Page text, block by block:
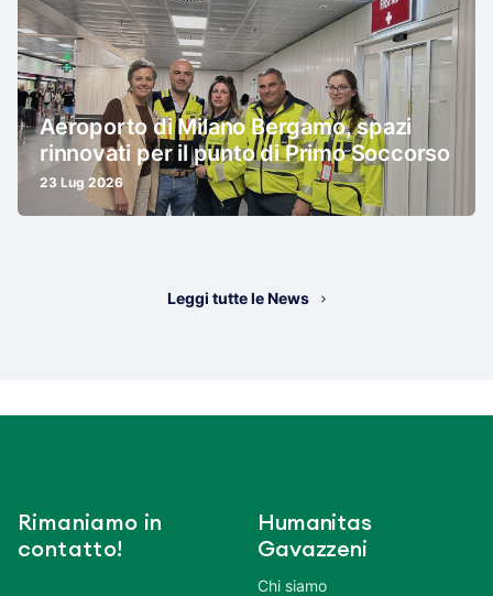
Aeroporto di Milano Bergamo, spazi
rinnovati per il punto di Primo Soccorso
23 Lug 2026
Leggi tutte le News
Rimaniamo in
contatto!
Humanitas
Gavazzeni
Chi siamo